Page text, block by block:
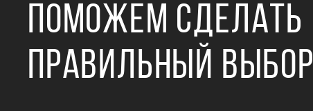
ПОМОЖЕМ СДЕЛАТЬ
ПРАВИЛЬНЫЙ ВЫБОР